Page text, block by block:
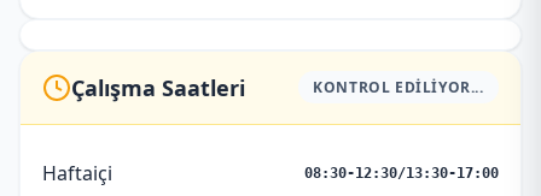
Çalışma Saatleri KONTROL EDILIYOR...
Haftaiçi 08:30-12:30/13:30-17:00